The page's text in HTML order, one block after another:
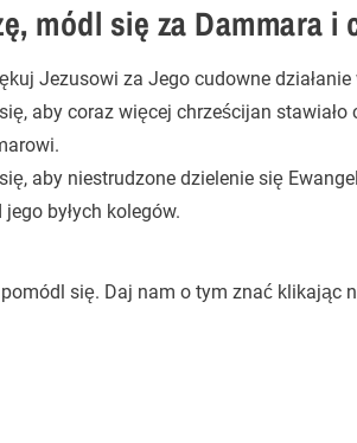
módl się za Dammara
Jezusowi za Jego cudowne
aby coraz więcej chrześcijan
aby niestrudzone dzielenie się
jego byłych kolegów.
się. Daj nam o tym znać klikając